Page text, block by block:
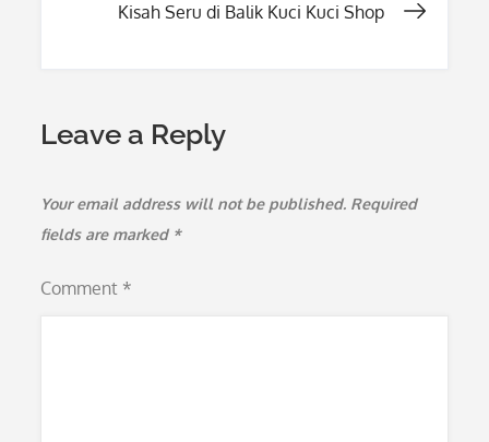
Kisah Seru di Balik Kuci Kuci Shop
Leave a Reply
Your email address will not be published. Required
fields are marked *
Comment *